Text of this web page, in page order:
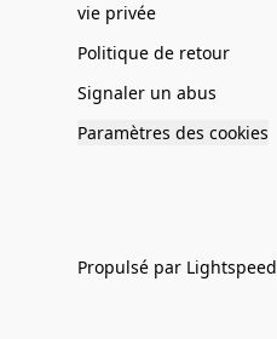
vie privée
Politique de retour
Signaler un abus
Paramètres des cookies
Propulsé par Lightspeed